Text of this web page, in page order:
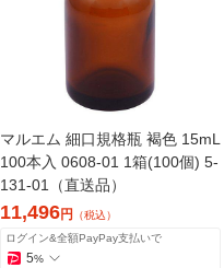
マルエム 細口規格瓶 褐色 15mL
100本入 0608-01 1箱(100個) 5-
131-01（直送品）
11,496円
（税込）
ログイン&全額PayPay支払いで
5%